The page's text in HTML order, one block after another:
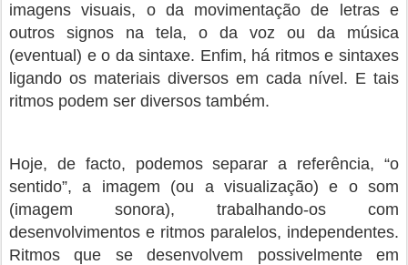
imagens visuais, o da movimentação de letras e
outros signos na tela, o da voz ou da música
(eventual) e o da sintaxe. Enfim, há ritmos e sintaxes
ligando os materiais diversos em cada nível. E tais
ritmos podem ser diversos também.
Hoje, de facto, podemos separar a referência, “o
sentido”, a imagem (ou a visualização) e o som
(imagem sonora), trabalhando-os com
desenvolvimentos e ritmos paralelos, independentes.
Ritmos que se desenvolvem possivelmente em